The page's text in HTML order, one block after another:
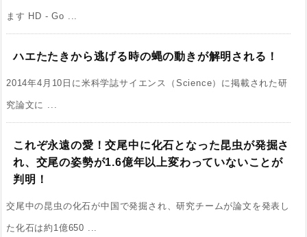
ます HD - Go ...
ハエたたきから逃げる時の蝿の動きが解明される！
2014年4月10日に米科学誌サイエンス（Science）に掲載された研
究論文に ...
これぞ永遠の愛！交尾中に化石となった昆虫が発掘さ
れ、交尾の姿勢が1.6億年以上変わっていないことが
判明！
交尾中の昆虫の化石が中国で発掘され、研究チームが論文を発表し
た化石は約1億650 ...